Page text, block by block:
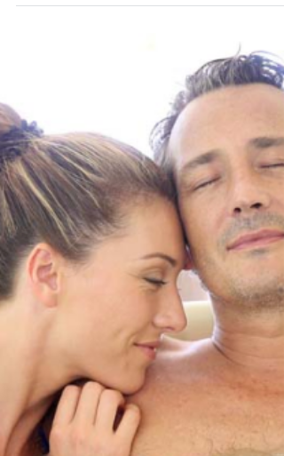
de bois et de pierre, où chaque détail respire le
village charmant posé entre montagnes et vallées,
prêt à vous offrir un séjour d’exception. Louer un
chalet luxe à Cordon, c’est bien plus qu’une
simple escapade : c’est une invitation à vivre un
moment suspendu, entre confort absolu et nature
préservée. Alors, prêt à découvrir pourquoi ce
choix va transformer vos vacances en souv